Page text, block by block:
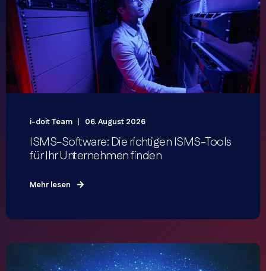
i-doit Team 06. August 2026
ISMS-Software: Die richtigen ISMS-Tools
für Ihr Unternehmen finden
Mehr lesen